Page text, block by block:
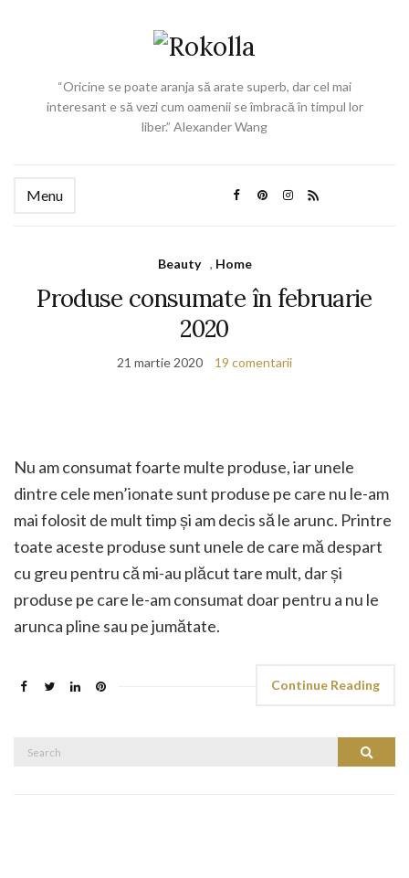
“Oricine se poate aranja să arate superb, dar cel mai
interesant e să vezi cum oamenii se îmbracă în timpul lor
liber.” Alexander Wang
Menu
Beauty , Home
Produse consumate în februarie
2020
21 martie 2020 19 comentarii
Nu am consumat foarte multe produse, iar unele
dintre cele men’ionate sunt produse pe care nu le-am
mai folosit de mult timp și am decis să le arunc. Printre
toate aceste produse sunt unele de care mă despart
cu greu pentru că mi-au plăcut tare mult, dar și
produse pe care le-am consumat doar pentru a nu le
arunca pline sau pe jumătate.
Continue Reading
Search